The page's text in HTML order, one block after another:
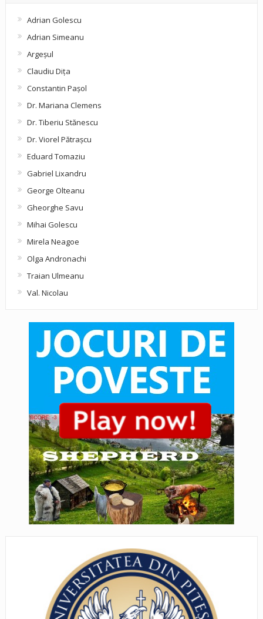
Adrian Golescu
Adrian Simeanu
Argeşul
Claudiu Diţa
Constantin Pașol
Dr. Mariana Clemens
Dr. Tiberiu Stănescu
Dr. Viorel Pătraşcu
Eduard Tomaziu
Gabriel Lixandru
George Olteanu
Gheorghe Savu
Mihai Golescu
Mirela Neagoe
Olga Andronachi
Traian Ulmeanu
Val. Nicolau